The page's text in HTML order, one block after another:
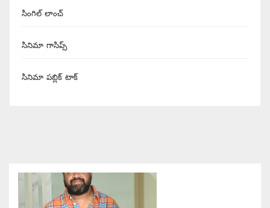
సింగిల్ లాంచ్
సినిమా గాసిప్స్
సినిమా పబ్లిక్ టాక్